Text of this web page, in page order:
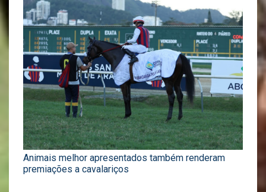
Animais melhor apresentados também renderam
premiações a cavalariços